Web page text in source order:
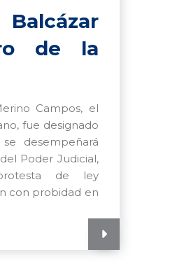
de la
Campos, el
fue designado
desempeñará
Poder Judicial,
de ley
con probidad en